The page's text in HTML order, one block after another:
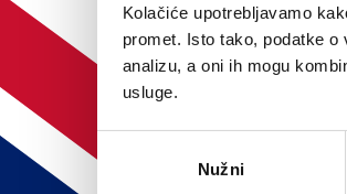
Kolačiće upotrebljavamo
promet. Isto tako, podatke
analizu, a oni ih mogu
usluge.
Nužni